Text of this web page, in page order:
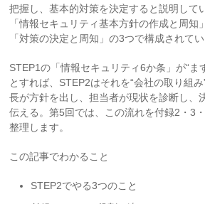
把握し、基本的対策を決定すると説明して
「情報セキュリティ基本方針の作成と周知
「対策の決定と周知」の3つで構成されてい
STEP1の「情報セキュリティ6か条」が“ま
とすれば、STEP2はそれを“会社の取り組
長が方針を出し、担当者が現状を診断し、
伝える。第5回では、この流れを付録2・3
整理します。
この記事でわかること
STEP2でやる3つのこと